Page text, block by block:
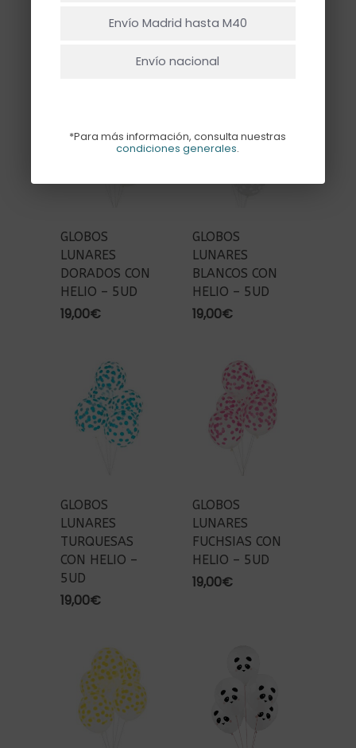
HELIO – 10UD
HELIO – 10UD
GLOBOS
LUNARES
DORADOS CON
HELIO – 5UD
19,00€
GLOBOS
LUNARES
BLANCOS CON
HELIO – 5UD
19,00€
GLOBOS
LUNARES
TURQUESAS
CON HELIO –
5UD
19,00€
GLOBOS
LUNARES
FUCHSIAS CON
HELIO – 5UD
19,00€
Envío Madrid hasta M40
Envío nacional
*Para más información, consulta nuestras
condiciones generales.